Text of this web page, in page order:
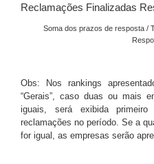
Reclamações Finalizadas
Soma dos prazos de resposta /
Obs: Nos rankings
“Gerais”, caso duas ou mais
iguais, será exibida
reclamações no período. Se a
for igual, as empresas serão